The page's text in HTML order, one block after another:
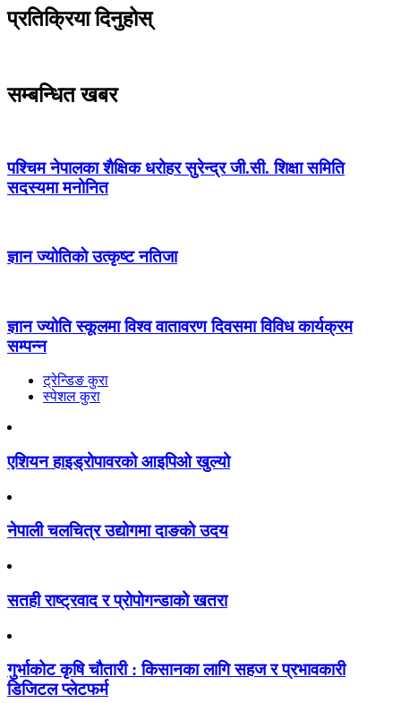
प्रतिक्रिया दिनुहोस्
सम्बन्धित खबर
पश्चिम नेपालका शैक्षिक धरोहर सुरेन्द्र जी.सी. शिक्षा समिति
सदस्यमा मनोनित
ज्ञान ज्योतिकाे उत्कृष्ट नतिजा
ज्ञान ज्योति स्कूलमा विश्व वातावरण दिवसमा विविध कार्यक्रम
सम्पन्न
ट्रेन्डिङ कुरा
स्पेशल कुरा
एशियन हाइड्रोपावरको आइपिओ खुल्यो
नेपाली चलचित्र उद्योगमा दाङको उदय
सतही राष्ट्रवाद र प्रोपोगन्डाको खतरा
गुर्भाकोट कृषि चौतारी : किसानका लागि सहज र प्रभावकारी
डिजिटल प्लेटफर्म